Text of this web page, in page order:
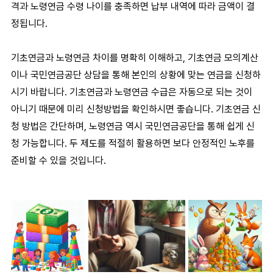
격과노령연금 수령 나이 를 충족하면 납부 내역에 따라 금액이 결
정됩니다.
기초연금과 노령연금 차이 를 명확히 이해하고, 기초연금 모의계산
이나 국민연금공단 상담을 통해 본인의 상황에 맞는 연금을 신청하
시기 바랍니다. 기초연금과 노령연금 수급은 자동으로 되는 것이
아니기 때문에 미리 신청방법을 확인하시면 좋습니다. 기초연금 신
청 방법은 간단하며, 노령연금 역시 국민연금공단을 통해 쉽게 신
청 가능합니다. 두 제도를 적절히 활용하면 보다 안정적인 노후를
준비할 수 있을 것입니다.